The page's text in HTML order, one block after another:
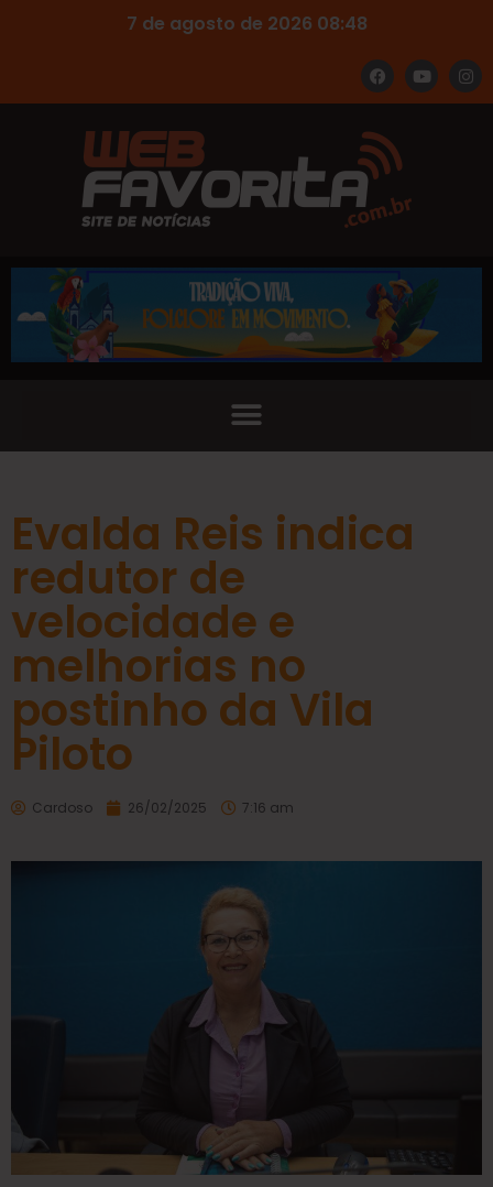
7 de agosto de 2026 08:48
Evalda Reis indica
redutor de
velocidade e
melhorias no
postinho da Vila
Piloto
Cardoso 26/02/2025 7:16 am